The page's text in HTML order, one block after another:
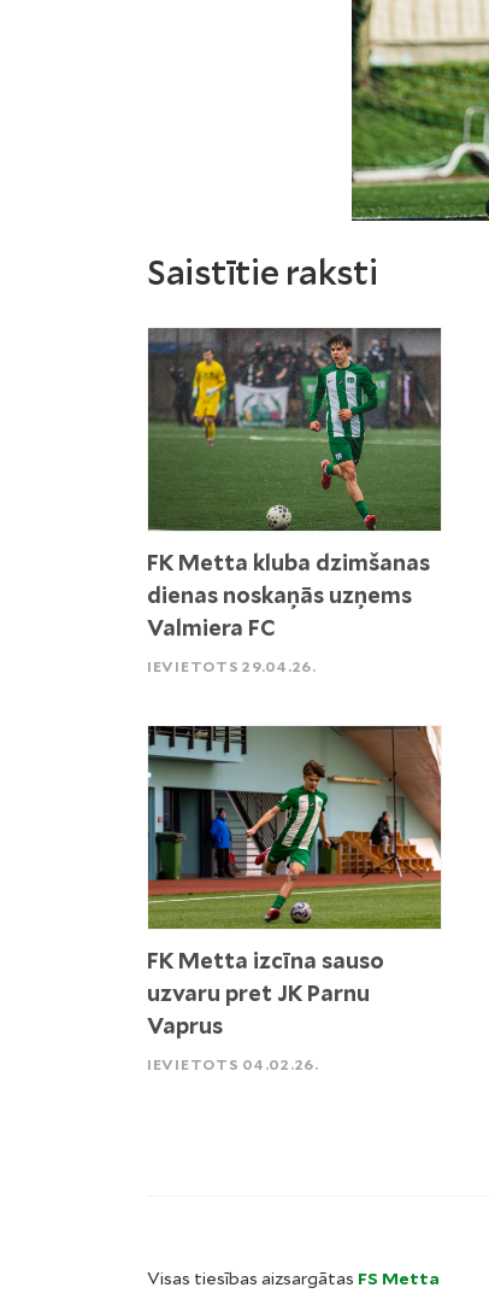
Saistītie raksti
FK Metta kluba dzimšanas
dienas noskaņās uzņems
Valmiera FC
IEVIETOTS 29.04.26.
FK Metta izcīna sauso
uzvaru pret JK Parnu
Vaprus
IEVIETOTS 04.02.26.
Visas tiesības aizsargātas FS Metta